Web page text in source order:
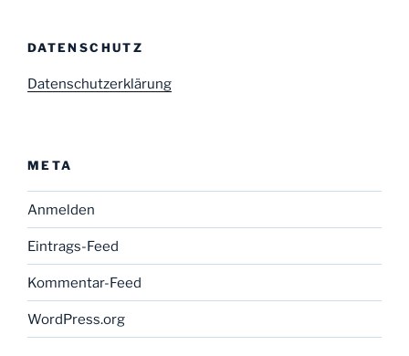
DATENSCHUTZ
Datenschutzerklärung
META
Anmelden
Eintrags-Feed
Kommentar-Feed
WordPress.org